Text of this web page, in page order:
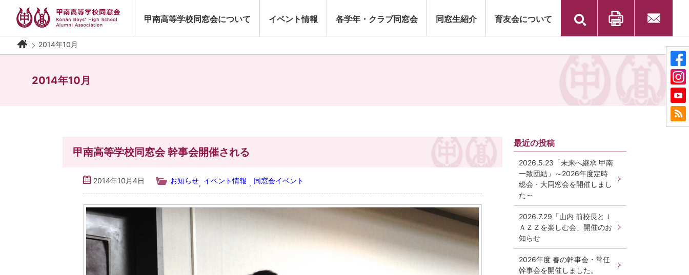
content
甲南高等学校同窓会について イベント情報 各学年・クラブ同窓会 同窓生紹介 育友会について
検
わせ
2014年10月
2014年10月
甲南高等学校同窓会 幹事会開催される
2014年10月4日 お知らせ, イベント情報 , 同窓会イベント
最近の投稿
2026.5.23「未来へ継承 甲南
一致団結」～2026年度定時
総会・大同窓会を開催しまし
た～
2026.7.29「山内 前校長とＪ
ＡＺＺを楽しむ会」開催のお
知らせ
2026年度 春の幹事会・常任
幹事会を開催しました。